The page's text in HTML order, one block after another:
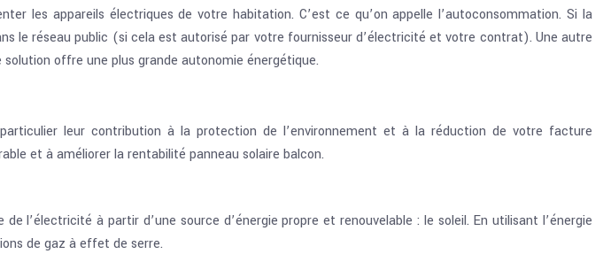
les appareils électriques de votre habitation. C’est ce qu’on appelle l’autoconsommation. Si la
le réseau public (si cela est autorisé par votre fournisseur d’électricité et votre contrat). Une autre
offre une plus grande autonomie énergétique.
leur contribution à la protection de l’environnement et à la réduction de votre facture
et à améliorer la rentabilité panneau solaire balcon.
l’électricité à partir d’une source d’énergie propre et renouvelable : le soleil. En utilisant l’énergie
de gaz à effet de serre.